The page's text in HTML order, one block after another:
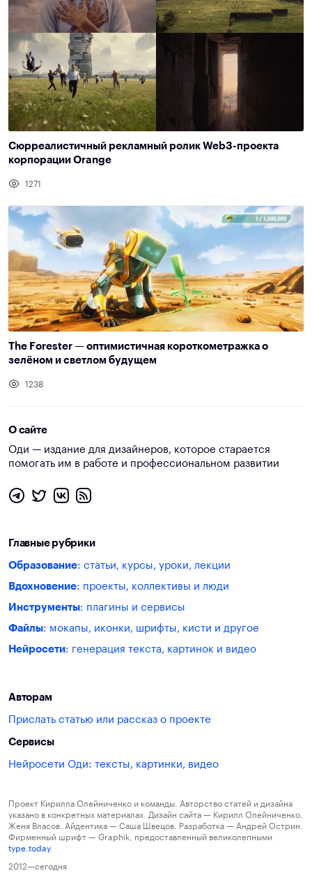
Сюрреалистичный рекламный ролик Web3-проекта
корпорации Orange
1271
The Forester — оптимистичная короткометражка о
зелёном и светлом будущем
1238
О сайте
Оди — издание для дизайнеров, которое старается
помогать им в работе и профессиональном развитии
Главные рубрики
Образование: статьи, курсы, уроки, лекции
Вдохновение: проекты, коллективы и люди
Инструменты: плагины и сервисы
Файлы: мокапы, иконки, шрифты, кисти и другое
Нейросети: генерация текста, картинок и видео
Авторам
Прислать статью или рассказ о проекте
Сервисы
Нейросети Оди: тексты, картинки, видео
Проект Кирилла Олейниченко и команды. Авторство статей и дизайна
указано в конкретных материалах. Дизайн сайта — Кирилл Олейниченко,
Женя Власов. Айдентика — Саша Швецов. Разработка — Андрей Острин.
Фирменный шрифт — Graphik, предоставленный великолепными
type.today.
2012—сегодня